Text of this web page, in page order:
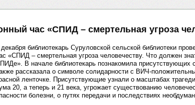
час «СПИД – смертельная угроза
декабря библиотекарь Суруловской сельской библиотеки
«СПИД – смертельная угроза человечеству. Что должен
В начале библиотекарь познакомила присутствующих с
рассказала о символе солидарности с ВИЧ-
ленточке. Присутствующие узнали о масштабах
20, а теперь и 21 века, угрожает существованию
болезни, о путях передачи и последствиях